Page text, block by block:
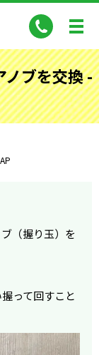
ブを交換 -
（握り玉）を
って回すこと